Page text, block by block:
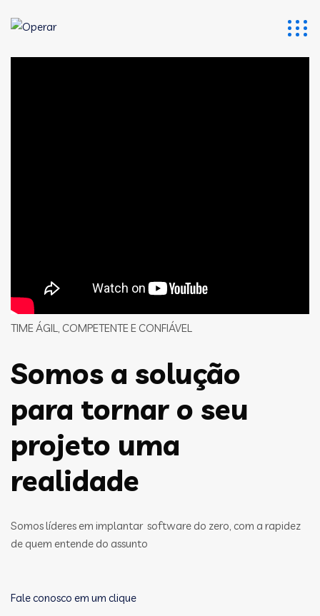
TIME ÁGIL, COMPETENTE E CONFIÁVEL
Somos a solução
para tornar o seu
projeto uma
realidade
Somos líderes em implantar software do zero, com a rapidez
de quem entende do assunto
Fale conosco em um clique